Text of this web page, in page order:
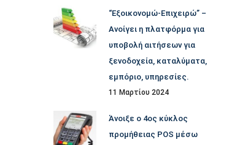
“Εξοικονομώ-Επιχειρώ” –
Ανοίγει η πλατφόρμα για
υποβολή αιτήσεων για
ξενοδοχεία, καταλύματα,
εμπόριο, υπηρεσίες.
11 Μαρτίου 2024
Άνοιξε ο 4ος κύκλος
προμήθειας POS μέσω